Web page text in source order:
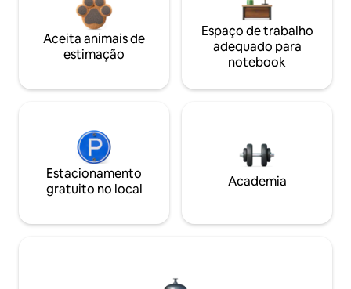
Aceita animais de
estimação
Espaço de trabalho
adequado para
notebook
Estacionamento
gratuito no local
Academia